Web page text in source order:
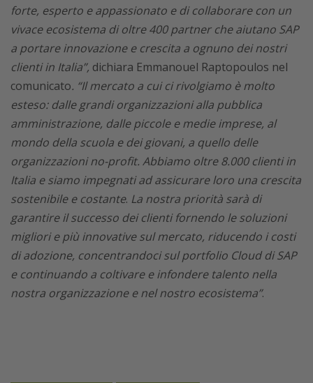
forte, esperto e appassionato e di collaborare con un
vivace ecosistema di oltre 400 partner che aiutano SAP
a portare innovazione e crescita a ognuno dei nostri
clienti in Italia”, dichiara Emmanouel Raptopoulos nel
comunicato. “Il mercato a cui ci rivolgiamo è molto
esteso: dalle grandi organizzazioni alla pubblica
amministrazione, dalle piccole e medie imprese, al
mondo della scuola e dei giovani, a quello delle
organizzazioni no-profit. Abbiamo oltre 8.000 clienti in
Italia e siamo impegnati ad assicurare loro una crescita
sostenibile e costante. La nostra priorità sarà di
garantire il successo dei clienti fornendo le soluzioni
migliori e più innovative sul mercato, riducendo i costi
di adozione, concentrandoci sul portfolio Cloud di SAP
e continuando a coltivare e infondere talento nella
nostra organizzazione e nel nostro ecosistema”.